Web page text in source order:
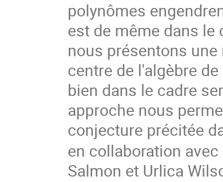
polynômes
est de même dans le
nous présentons
centre de l'algèbre
bien dans le cadre
approche nous
conjecture précitée
en collaboration
Salmon et Urlica